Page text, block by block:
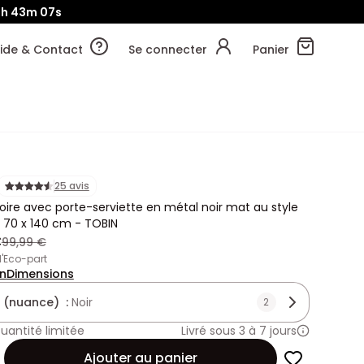
43m 07s
& Contact Se connecter Panier
25 avis
avec porte-serviette en métal noir mat au style
x 140 cm - TOBIN
99,99 €
part
Dimensions
(nuance) : Noir 2
limitée Livré sous 3 à 7 jours
Ajouter au panier